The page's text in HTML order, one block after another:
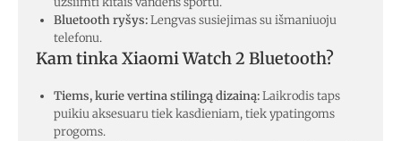
Bluetooth ryšys:Lengvas susiejimas su išmaniuoju
telefonu.
Kam tinka Xiaomi Watch 2 Bluetooth?
Tiems, kurie vertina stilingą dizainą:Laikrodis taps
puikiu aksesuaru tiek kasdieniam, tiek ypatingoms
progoms.